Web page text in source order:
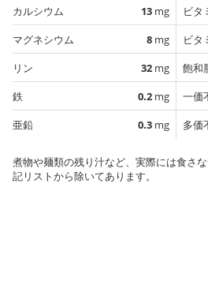
カルシウム
13 mg
マグネシウム
8 mg
リン
32 mg
鉄
0.2 mg
亜鉛
0.3 mg
ビタ
ビタ
飽和
一価
多価
煮物や麺類の残り汁など、実際には食さ
記リストから除いてあります。